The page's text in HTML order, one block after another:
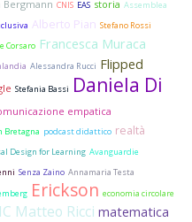
Bergmann CNIS EAS storia Assemblea
Alberto Pian Stefano Rossi
Corsaro Francesca Muraca
Alessandra Rucci Flipped
Stefania Bassi Daniela Di
empatica
Bretagna podcast didattico realtà
Design for Learning Avanguardie
Senza Zaino Annamaria Testa
Erickson economia circolare
IC Matteo Ricci matematica